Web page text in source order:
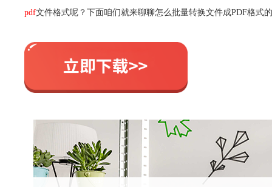
pdf文件格式呢？下面咱们就来聊聊怎么批量转换文件成PDF格式